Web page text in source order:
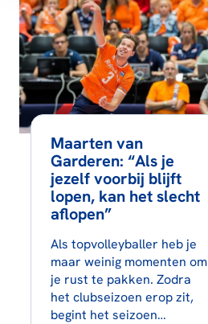
Maarten van
Garderen: “Als je
jezelf voorbij blijft
lopen, kan het slecht
aflopen”
Als topvolleyballer heb je
maar weinig momenten om
je rust te pakken. Zodra
het clubseizoen erop zit,
begint het seizoen…